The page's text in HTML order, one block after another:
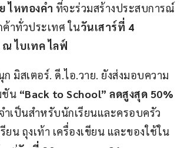
ไหทองคำ ที่จะร่วมสร้างประสบการณ์
าทั่วประเทศ ในวันเสาร์ที่ 4
ณ ไบเทค ไลฟ์
มิสเตอร์. ดี.ไอ.วาย. ยังส่งมอบความ
ชัน “Back to School” ลดสูงสุด 50%
เป็นสำหรับนักเรียนและครอบครัว
ยน ถุงเท้า เครื่องเขียน และของใช้ใน